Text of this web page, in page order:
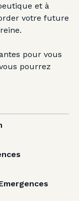
et à
votre future
pour vous
pourrez